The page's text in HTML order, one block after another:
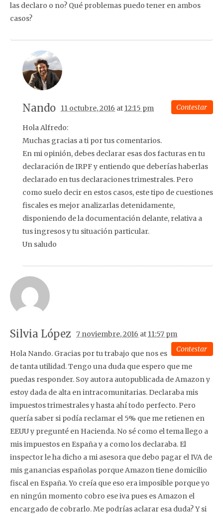
las declaro o no? Qué problemas puedo tener en ambos
casos?
Nando 11 octubre, 2016 at 12:15 pm Contestar
Hola Alfredo:
Muchas gracias a ti por tus comentarios.
En mi opinión, debes declarar esas dos facturas en tu
declaración de IRPF y entiendo que deberías haberlas
declarado en tus declaraciones trimestrales. Pero
como suelo decir en estos casos, este tipo de cuestiones
fiscales es mejor analizarlas detenidamente,
disponiendo de la documentación delante, relativa a
tus ingresos y tu situación particular.
Un saludo
Silvia López 7 noviembre, 2016 at 11:57 pm
Contestar
Hola Nando. Gracias por tu trabajo que nos es
de tanta utilidad. Tengo una duda que espero que me
puedas responder. Soy autora autopublicada de Amazon y
estoy dada de alta en intracomunitarias. Declaraba mis
impuestos trimestrales y hasta ahí todo perfecto. Pero
quería saber si podía reclamar el 5% que me retienen en
EEUU y pregunté en Hacienda. No sé como el tema llego a
mis impuestos en España y a como los declaraba. El
inspector le ha dicho a mi asesora que debo pagar el IVA de
mis ganancias españolas porque Amazon tiene domicilio
fiscal en España. Yo creía que eso era imposible porque yo
en ningún momento cobro ese iva pues es Amazon el
encargado de cobrarlo. Me podrías aclarar esa duda? Y si